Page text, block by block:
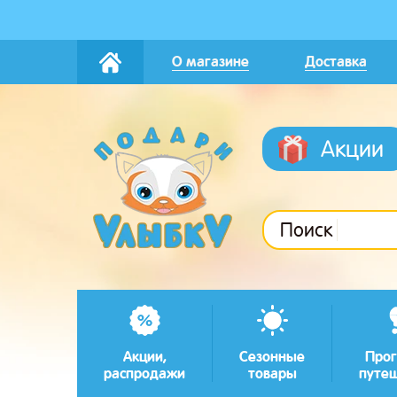
О магазине Доставка
Акции
Поиск
Акции,
распродажи
Сезонные
товары